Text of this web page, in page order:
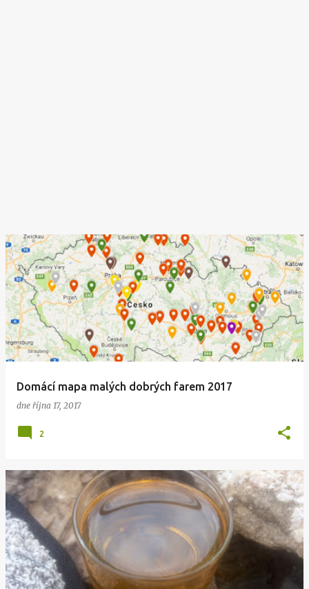
Domácí mapa malých dobrých farem 2017
dne října 17, 2017
2